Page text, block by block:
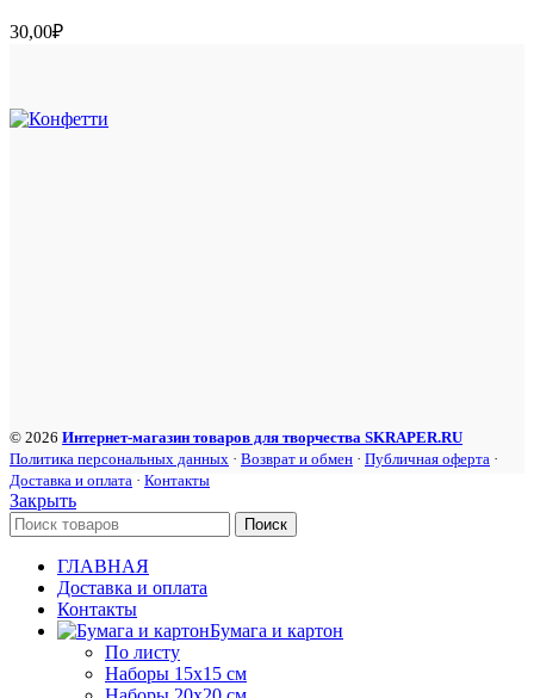
30,00₽
© 2026 Интернет-магазин товаров для творчества SKRAPER.RU
Политика персональных данных · Возврат и обмен · Публичная оферта ·
Доставка и оплата · Контакты
Закрыть
Поиск
ГЛАВНАЯ
Доставка и оплата
Контакты
Бумага и картон
По листу
Наборы 15х15 см